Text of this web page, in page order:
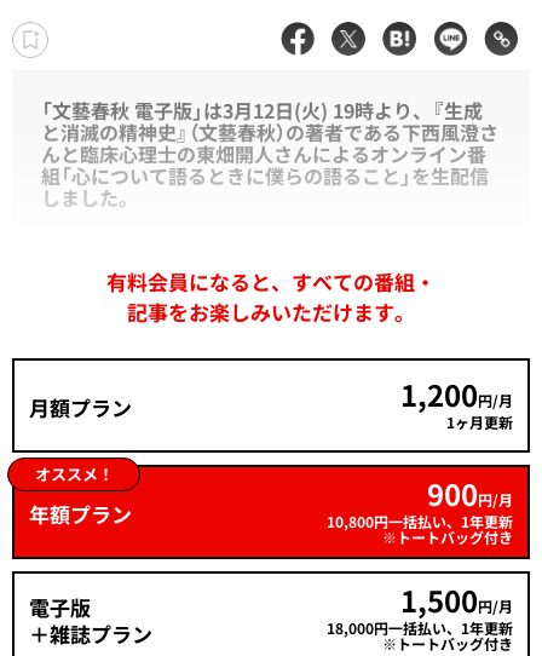
「文藝春秋 電子版」は3月12日(火) 19時より、『生成
と消滅の精神史』（文藝春秋）の著者である下西風澄さ
んと臨床心理士の東畑開人さんによるオンライン番
組「心について語るときに僕らの語ること」を生配信
しました。
有料会員になると、すべての番組・
記事をお楽しみいただけます。
月額プラン 1,200円/月
1ヶ月更新
オススメ！
年額プラン 900円/月
10,800円一括払い、1年更新
※トートバッグ付き
電子版
＋雑誌プラン
1,500円/月
18,000円一括払い、1年更新
※トートバッグ付き